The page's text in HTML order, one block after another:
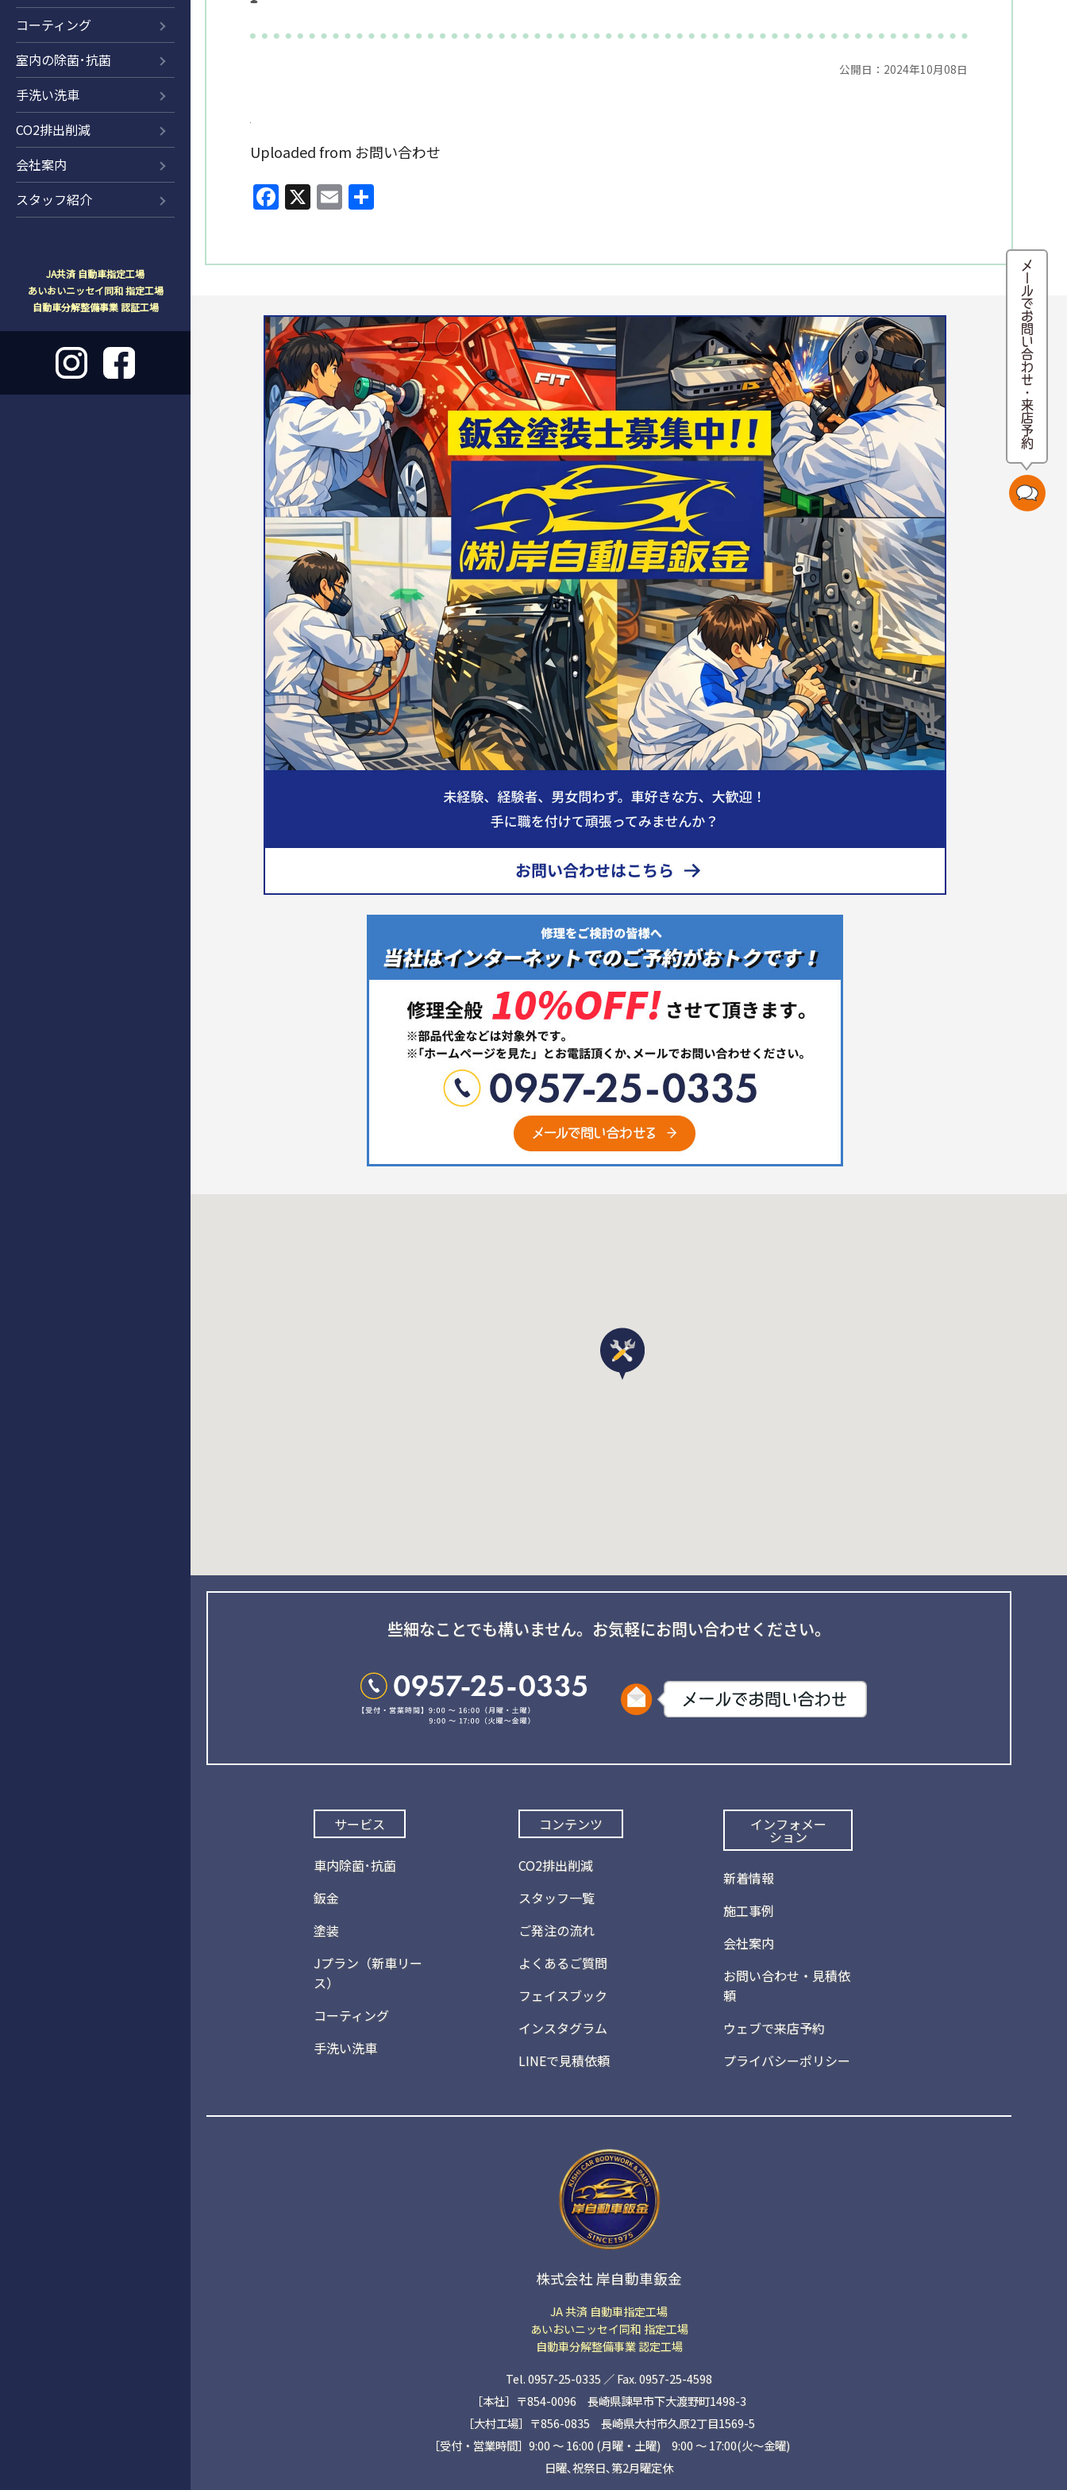
コーティング
室内の除菌･抗菌
手洗い洗車
CO2排出削減
会社案内
スタッフ紹介
JA共済 自動車指定工場
あいおいニッセイ同和 指定工場
自動車分解整備事業 認証工場
メールでお問い合わせ・来店予約
公開日：2024年10月08日
Uploaded from お問い合わせ
Facebook
X Email
些細なことでも構いません。 お気軽にお問い合わせください。
サービス
車内除菌･抗菌
鈑金
塗装
Jプラン（新車リー
ス）
コーティング
手洗い洗車
コンテンツ
CO2排出削減
スタッフ一覧
ご発注の流れ
よくあるご質問
フェイスブック
インスタグラム
LINEで見積依頼
インフォメー
ション
新着情報
施工事例
会社案内
お問い合わせ・見積依
頼
ウェブで来店予約
プライバシーポリシー
株式会社 岸自動車鈑金
JA 共済 自動車指定工場
あいおいニッセイ同和 指定工場
自動車分解整備事業 認定工場
Tel. 0957-25-0335 ／ Fax. 0957-25-4598
［本社］〒854-0096 長崎県諫早市下大渡野町1498-3
［大村工場］〒856-0835 長崎県大村市久原2丁目1569-5
［受付・営業時間］9:00 ～ 16:00 (月曜・土曜) 9:00 〜 17:00(火〜金曜)
日曜､祝祭日､第2月曜定休